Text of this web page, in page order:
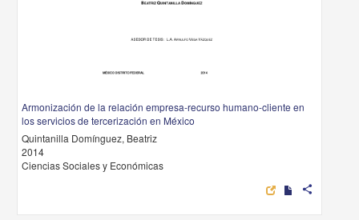
Armonización de la relación empresa-recurso humano-cliente en
los servicios de tercerización en México
Quintanilla Domínguez, Beatriz
2014
Ciencias Sociales y Económicas
share